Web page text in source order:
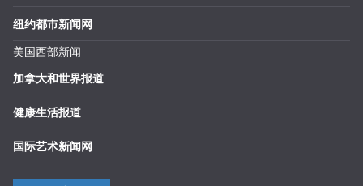
纽约都市新闻网
美国西部新闻
加拿大和世界报道
健康生活报道
国际艺术新闻网